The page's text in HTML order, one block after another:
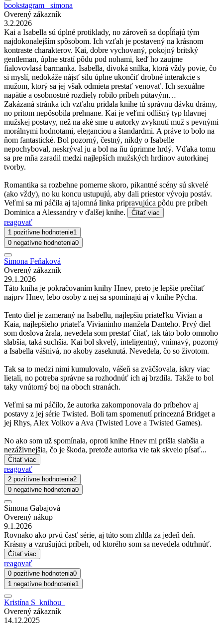
bookstagram_ simona
Overený zákazník
3.2.2026
Kai a Isabella sú úplné protiklady, no zároveň sa dopĺňajú tým
najdokonalejším spôsobom. Ich vzťah je postavený na krásnom
kontraste charakterov. Kai, dobre vychovaný, pokojný britský
gentleman, úplne stratí pôdu pod nohami, keď ho zaujme
fialovovlasá barmanka. Isabella, divoká snílka, ktorá vždy povie, čo
si myslí, nedokáže nájsť silu úplne ukončiť drobné interakcie s
mužom, ktorý sa jej však odmieta prestať venovať. Ich sexuálne
napätie a osobnostné rozdiely robilo príbeh pútavým…
Zakázaná stránka ich vzťahu pridala knihe tú správnu dávku drámy,
no pritom nepôsobila prehnane. Kai je veľmi odlišný typ hlavnej
mužskej postavy, než na aké sme u autorky zvyknutí muž s pevnými
morálnymi hodnotami, eleganciou a štandardmi. A práve to bolo na
ňom fantastické. Bol pozorný, čestný, nikdy o Isabelle
nepochyboval, neskrýval ju a bol na ňu úprimne hrdý. Vďaka tomu
sa pre mňa zaradil medzi najlepších mužských hrdinov autorkinej
tvorby.
Romantika sa rozbehne pomerne skoro, pikantné scény sú skvelé
(ako vždy), no ku koncu ustupujú, aby dali priestor vývoju postáv.
Veľmi sa mi páčila aj tajomná linka pripravujúca pôdu pre príbeh
Dominica a Alessandry v ďalšej knihe.
Čítať viac
reagovať
1 pozitívne hodnotenie1
0 negatívne hodnotenia0
Simona Feňaková
Overený zákazník
29.1.2026
Táto kniha je pokračovaním knihy Hnev, preto je lepšie prečítať
najprv Hnev, lebo osoby z nej sa spomínajú aj v knihe Pýcha.
Tento diel je zameraný na Isabellu, najlepšiu priateľku Vivian a
Kaia, najlepšieho priateľa Vivianinho manžela Danteho. Prvý diel
som doslova žrala, nevedela som prestať čítať, tak táto bolo omnoho
slabšia, taká suchšia. Kai bol skvelý, inteligentný, vnímavý, pozorný
a Isabella vášnivá, no akoby zaseknutá. Nevedela, čo so životom.
Tak sa to medzi nimi kumulovalo, vášeň sa zväčšovala, iskry viac
lietali, no potreba správne sa rozhodnúť ich aj brzdila. Takže to bol
taky vnútorný boj na oboch stranách.
Veľmi sa mi páčilo, že autorka zakomponovala do príbehov aj
postavy z jej série Twisted. Boli tam spomenutí princezná Bridget a
jej Rhys, Alex Volkov a Ava (Twisted Love a Twisted Games).
No ako som už spomínala, oproti knihe Hnev mi prišla slabšia a
nezáživnejšia, čo je škoda, pretože autorka vie tak skvelo písať...
Čítať viac
reagovať
2 pozitívne hodnotenia2
0 negatívne hodnotenia0
Simona Gabajová
Overený nákup
9.1.2026
Rovnako ako prvú časť série, aj túto som zhltla za jedeň deň.
Krásny a vzrušujúci príbeh, od ktorého som sa nevedela odtrhnúť.
Čítať viac
reagovať
0 pozitívne hodnotenia0
1 negatívne hodnotenie1
Kristína S_knihou_
Overený zákazník
14.12.2025